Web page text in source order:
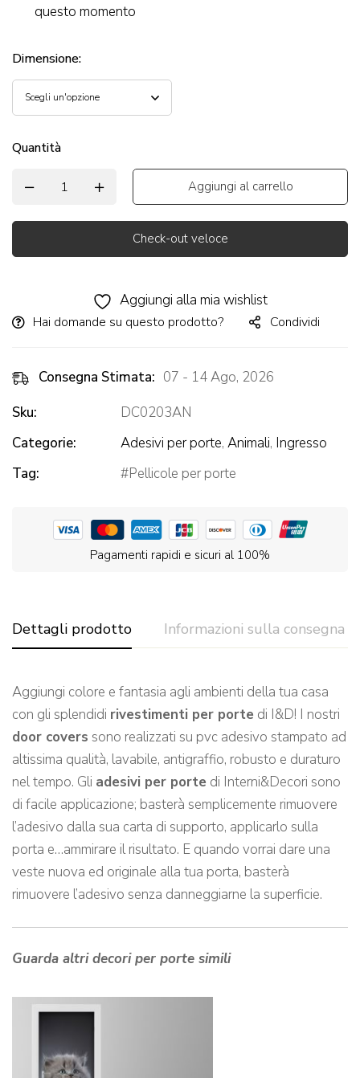
questo momento
Dimensione:
Quantità
Aggiungi al carrello
Check-out veloce
Aggiungi alla mia wishlist
Hai domande su questo prodotto? Condividi
Consegna Stimata: 07 - 14 Ago, 2026
Sku:
DC0203AN
Categorie:
Adesivi per porte, Animali, Ingresso
Tag:
Pellicole per porte
Pagamenti rapidi e sicuri al 100%
Dettagli prodotto Informazioni sulla consegna
Aggiungi colore e fantasia agli ambienti della tua casa
con gli splendidi rivestimenti per porte di I&D! I nostri
door covers sono realizzati su pvc adesivo stampato ad
altissima qualità, lavabile, antigraffio, robusto e duraturo
nel tempo. Gli adesivi per porte di Interni&Decori sono
di facile applicazione; basterà semplicemente rimuovere
l’adesivo dalla sua carta di supporto, applicarlo sulla
porta e…ammirare il risultato. E quando vorrai dare una
veste nuova ed originale alla tua porta, basterà
rimuovere l’adesivo senza danneggiarne la superficie.
Guarda altri decori per porte simili